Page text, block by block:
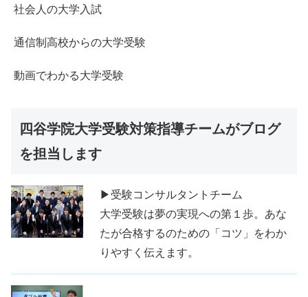
社会人の大学入試
通信制高校からの大学受験
動画でわかる大学受験
四谷学院大学受験対策指導チームがブログ
を担当します
▶受験コンサルタントチーム
大学受験は夢の実現への第１歩。あな
たが合格するのための「コツ」をわか
りやすく伝えます。